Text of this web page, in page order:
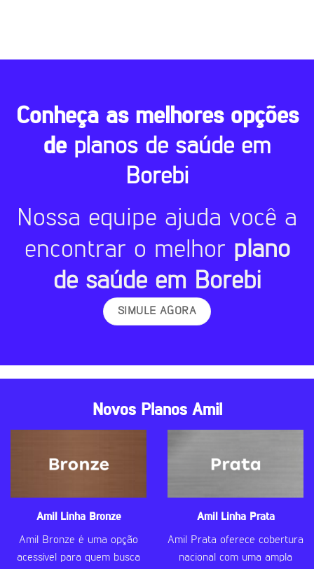
Conheça as melhores opções
de planos de saúde em
Borebi
Nossa equipe ajuda você a
encontrar o melhor plano
de saúde em Borebi
SIMULE AGORA
Novos Planos Amil
Amil Linha Bronze
Amil Bronze é uma opção
acessível para quem busca
Amil Linha Prata
Amil Prata oferece cobertura
nacional com uma ampla